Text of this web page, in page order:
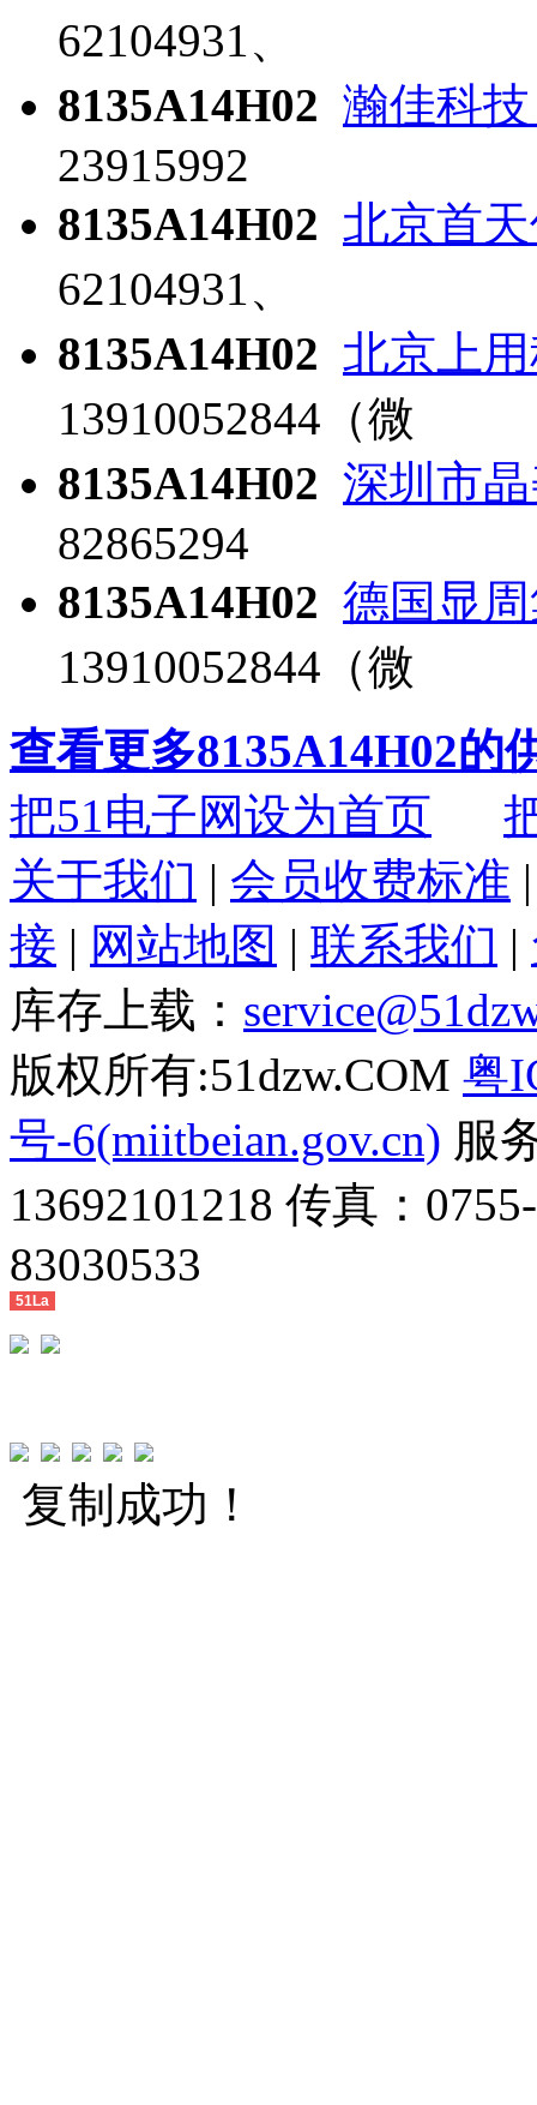
62104931、
8135A14H02 瀚佳科
23915992
8135A14H02 北京首
62104931、
8135A14H02 北京上
13910052844（微
8135A14H02 深圳市
82865294
8135A14H02 德国显
13910052844（微
查看更多8135A14H02的
把51电子网设为首页
关于我们 | 会员收费标准
接 | 网站地图 | 联系我们 |
库存上载：
版权所有:51dzw.COM 粤
号-6(miitbeian.gov.cn) 服
13692101218 传真：
83030533
51La
复制成功！